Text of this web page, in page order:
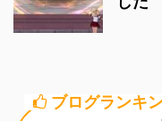
ブログランキ